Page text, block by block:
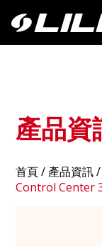
產品資
首頁/產品資訊
Control Center